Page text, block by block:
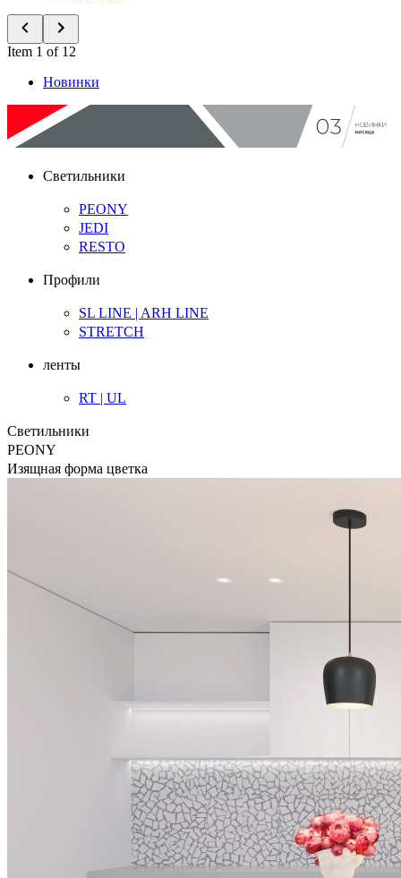
Item 1 of 12
Новинки
Светильники
PEONY
JEDI
RESTO
Профили
SL LINE | ARH LINE
STRETCH
ленты
RT | UL
Светильники
PEONY
Изящная форма цветка